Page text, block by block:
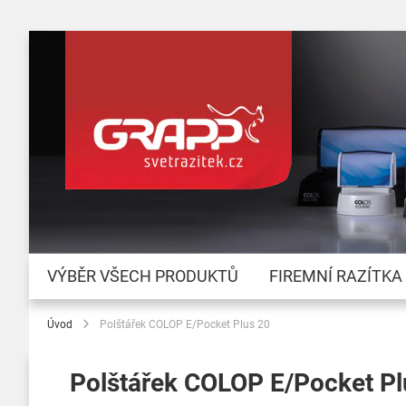
VÝBĚR VŠECH PRODUKTŮ FIREMNÍ RAZÍTKA
Úvod Polštářek COLOP E/Pocket Plus 20
Polštářek COLOP E/Pocket